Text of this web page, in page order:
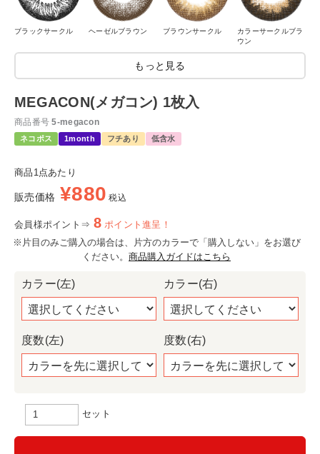
ブラックサークル ヘーゼルブラウン ブラウンサークル
カラーサークルブラ
ウン
もっと見る
MEGACON(メガコン) 1枚入
商品番号 5-megacon
ネコポス 1month フチあり 低含水
商品1点あたり
販売価格 ¥880 税込
会員様ポイント⇒ 8 ポイント進呈！
※片目のみご購入の場合は、片方のカラーで「購入しない」をお選び
ください。 商品購入ガイドはこちら
カラー(左)
度数(左)
カラー(右)
度数(右)
セット